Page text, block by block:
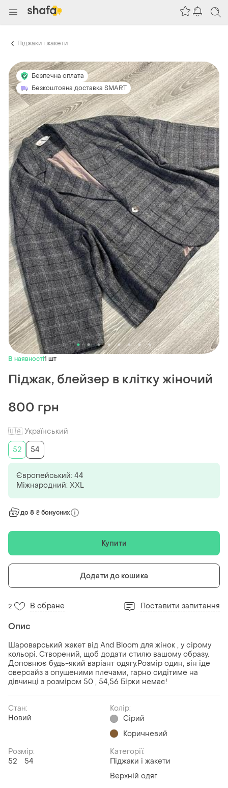
Піджаки і жакети
Безпечна оплата
Безкоштовна доставка SMART
В наявності1 шт
Піджак, блейзер в клітку жіночий
800 грн
🇺🇦 Український
52
54
Європейський: 44
Міжнародний: XXL
до 8 ₴ бонусних
Купити
Додати до кошика
2 В обране Поставити запитання
Опис
Шароварський жакет від And Bloom для жінок , у сірому
кольорі. Створений, щоб додати стилю вашому образу.
Доповнює будь-який варіант одягу.Розмір один, він іде
оверсайз з опущеними плечами, гарно сидітиме на
дівчинці з розміром 50 , 54,56 Бірки немає!
Стан:
Новий
Колір:
Сірий
Коричневий
Розмір:
52
54
Категорії:
Піджаки і жакети
Верхній одяг